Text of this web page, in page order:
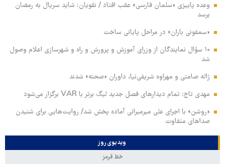
وعده پاییزی «سلمان فارسی» عقب افتاد / نقویان: شاید سریال به رمضان
برسد
«سمفونی باران» در مراحل پایانی ساخت
۱۰ سؤال نمایندگان از وزرای آموزش و پرورش و راه و شهرسازی اعلام وصول
شد
ژاله صامتی و مهراوه شریفی‌نیا، داوران «صحنه» شدند
مهدی تاج: تمام دیدارهای فصل جدید لیگ برتر با VAR برگزار می‌شود
«روشن» با اجرای علی میرمیرانی آماده پخش شد/ روایت‌هایی برای شنیدن
صداهای متفاوت
ویدیوی روز
خط قرمز